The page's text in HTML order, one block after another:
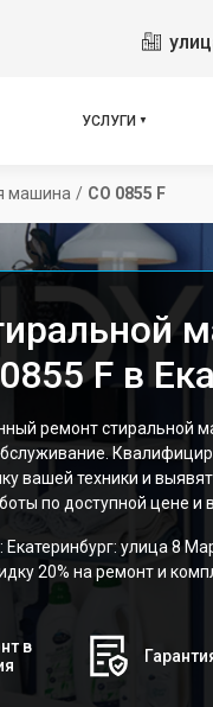
УСЛУГИ
машина / CO 0855 F
F в
ремонт стиральной
вашей техники и
по доступной цене и
улица 8
20% на ремонт и
в